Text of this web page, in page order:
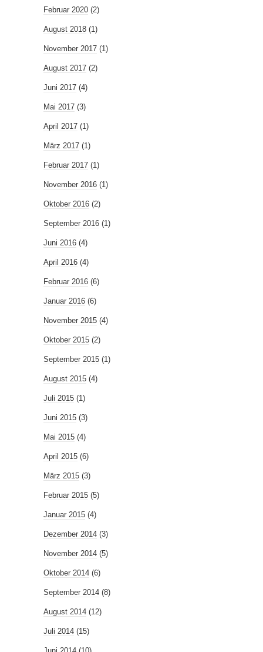
Februar 2020 (2)
August 2018 (1)
November 2017 (1)
August 2017 (2)
Juni 2017 (4)
Mai 2017 (3)
April 2017 (1)
März 2017 (1)
Februar 2017 (1)
November 2016 (1)
Oktober 2016 (2)
September 2016 (1)
Juni 2016 (4)
April 2016 (4)
Februar 2016 (6)
Januar 2016 (6)
November 2015 (4)
Oktober 2015 (2)
September 2015 (1)
August 2015 (4)
Juli 2015 (1)
Juni 2015 (3)
Mai 2015 (4)
April 2015 (6)
März 2015 (3)
Februar 2015 (5)
Januar 2015 (4)
Dezember 2014 (3)
November 2014 (5)
Oktober 2014 (6)
September 2014 (8)
August 2014 (12)
Juli 2014 (15)